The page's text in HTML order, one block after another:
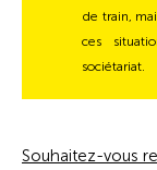
de train,
ces
sociétariat.
Souhaitez-vous